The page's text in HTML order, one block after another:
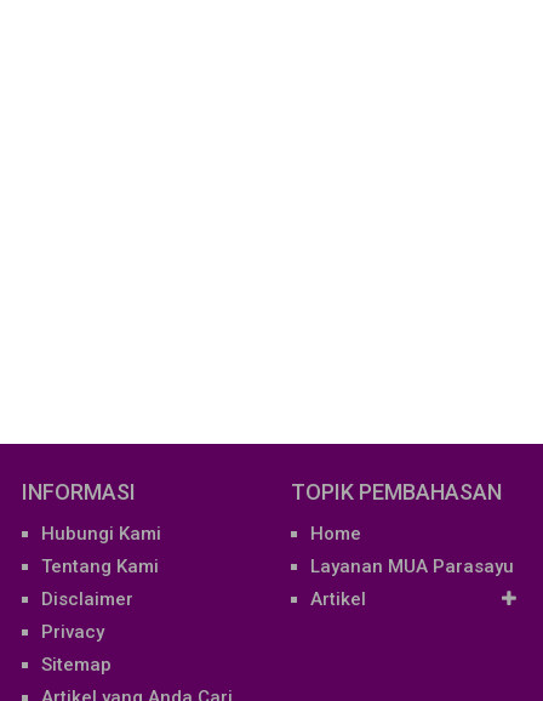
INFORMASI
Hubungi Kami
Tentang Kami
Disclaimer
Privacy
Sitemap
TOPIK PEMBAHASAN
Home
Layanan MUA Parasayu
Artikel